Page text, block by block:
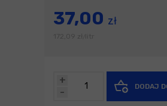
37,00 zł
-
+
DODAJ